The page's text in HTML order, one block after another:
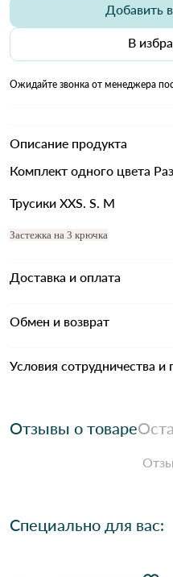
В
Добавить
Ожидайте звонка от менеджера
Описание продукта
Комплект одного цвета
Трусики XXS. S. M
Застежка на 3 крючка
Доставка и оплата
Обмен и возврат
Условия сотрудничества
Отзывы о товаре
Специально для вас: